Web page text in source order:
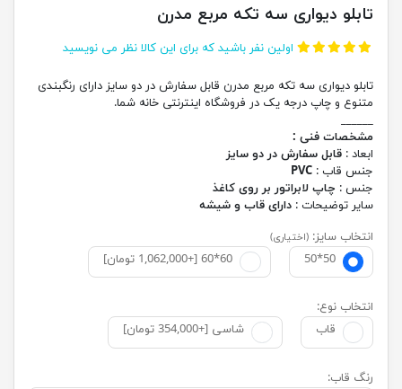
تابلو دیواری سه تکه مربع مدرن
اولین نفر باشید که برای این کالا نظر می نویسید
تابلو دیواری سه تکه مربع مدرن قابل سفارش در دو سایز دارای رنگبندی
متنوع و چاپ درجه یک در فروشگاه اینترنتی خانه شما.
______
مشخصات فنی :
ابعاد : قابل سفارش در دو سایز
جنس قاب : PVC
جنس : چاپ لابراتور بر روی کاغذ
سایر توضیحات : دارای قاب و شیشه
انتخاب سایز: (اختیاری)
50*50 60*60 [+1,062,000 تومان]
انتخاب نوع:
قاب
شاسی [+354,000 تومان]
رنگ قاب: